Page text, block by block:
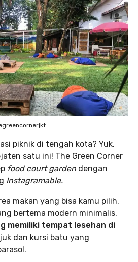
piknik di tengah kota? Yuk,
satu ini! The Green Corner
food court garden dengan
Instagramable.
makan yang bisa kamu pilih.
bertema modern minimalis,
memiliki tempat lesehan di
dan kursi batu yang